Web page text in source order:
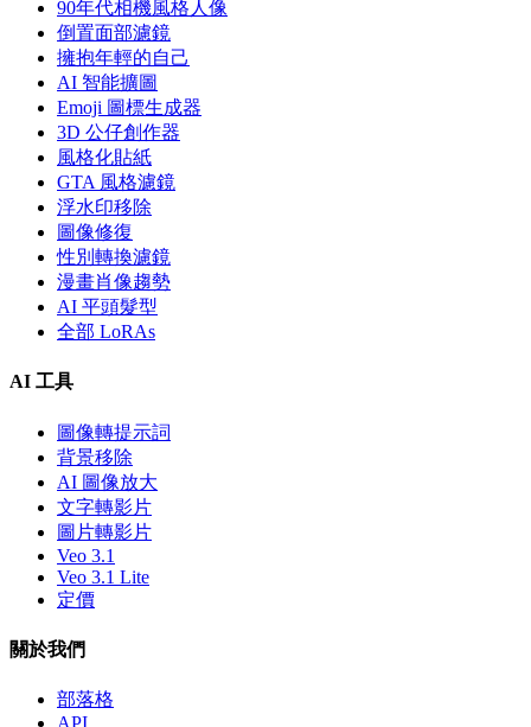
90年代相機風格人像
倒置面部濾鏡
擁抱年輕的自己
AI 智能擴圖
Emoji 圖標生成器
3D 公仔創作器
風格化貼紙
GTA 風格濾鏡
浮水印移除
圖像修復
性別轉換濾鏡
漫畫肖像趨勢
AI 平頭髮型
全部 LoRAs
AI 工具
圖像轉提示詞
背景移除
AI 圖像放大
文字轉影片
圖片轉影片
Veo 3.1
Veo 3.1 Lite
定價
關於我們
部落格